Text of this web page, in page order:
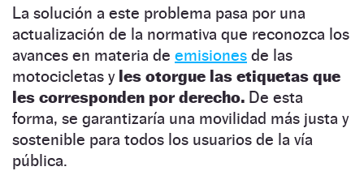
La solución a este problema pasa por una
actualización de la normativa que reconozca los
avances en materia de emisiones de las
motocicletas y les otorgue las etiquetas que
les corresponden por derecho. De esta
forma, se garantizaría una movilidad más justa y
sostenible para todos los usuarios de la vía
pública.